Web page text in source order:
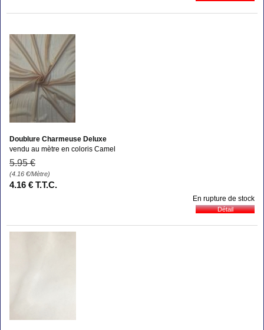
Doublure Charmeuse Deluxe
vendu au mètre en coloris Camel
5.95 €
(4.16 €/Mètre)
4.16 € T.T.C.
En rupture de stock